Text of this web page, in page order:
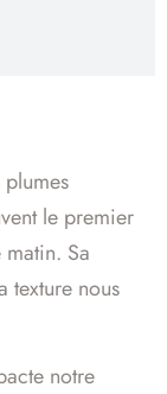
le premier
Sa
texture nous
notre